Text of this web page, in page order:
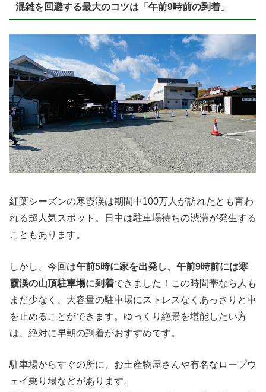
混雑を回避する最大のコツは「午前9時前の到着」
紅葉シーズンの寒霞渓は期間中100万人が訪れたとも言わ
れる超人気スポット。日中は駐車場待ちの渋滞が発生する
こともあります。
しかし、今回は午前5時に家を出発し、午前9時前には寒
霞渓の山頂駐車場に到着できました！この時間帯なら人も
まだ少なく、大容量の駐車場にストレスなくあっさりと車
を止めることができます。ゆっくり絶景を堪能したい方
は、絶対に早朝の到着がおすすめです。
駐車場からすぐの所に、お土産物屋さんや有名なロープウ
ェイ乗り場などがあります。